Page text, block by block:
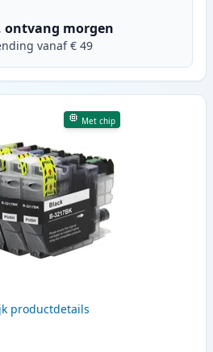
ontvang morgen
vanaf € 49
Met chip
productdetails